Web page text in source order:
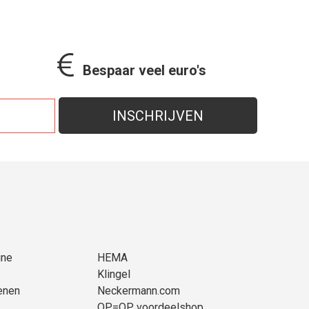
Bespaar veel euro's
HEMA
Klingel
Neckermann.com